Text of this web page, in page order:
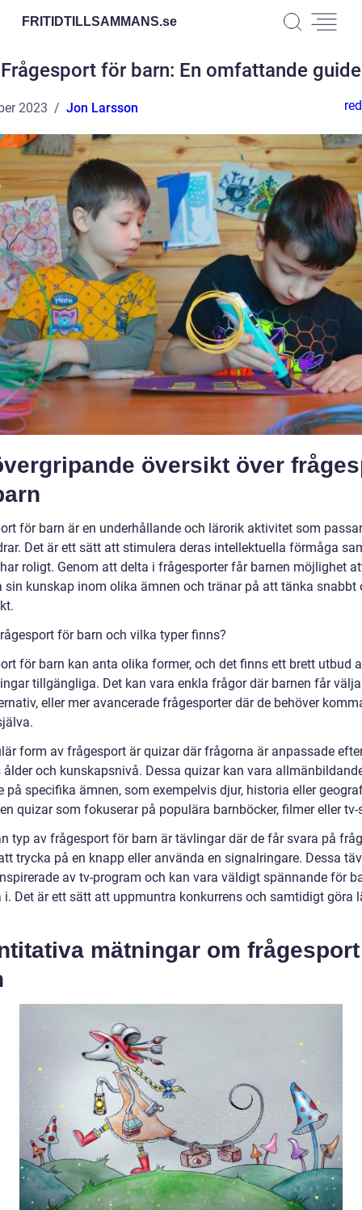
FRITIDTILLSAMMANS.se
Frågesport för barn: En omfattande guide
2023 Jon Larsson
översikt över
för barn är en underhållande och lärorik aktivitet som
Det är ett sätt att stimulera deras intellektuella förmåga
roligt. Genom att delta i frågesporter får barnen möjlighet
sin kunskap inom olika ämnen och tränar på att tänka snabbt
för barn och vilka typer finns?
för barn kan anta olika former, och det finns ett brett utbud
tillgängliga. Det kan vara enkla frågor där barnen får
eller mer avancerade frågesporter där de behöver
form av frågesport är quizar där frågorna är anpassade
ålder och kunskapsnivå. Dessa quizar kan vara
på specifika ämnen, som exempelvis djur, historia eller
quizar som fokuserar på populära barnböcker, filmer eller tv-
typ av frågesport för barn är tävlingar där de får svara på
trycka på en knapp eller använda en signalringare. Dessa
av tv-program och kan vara väldigt spännande för
i. Det är ett sätt att uppmuntra konkurrens och samtidigt göra
mätningar om